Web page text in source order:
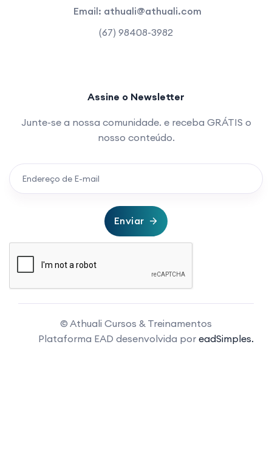
Email: athuali@athuali.com
(67) 98408-3982
Assine o Newsletter
Junte-se a nossa comunidade. e receba GRÁTIS o
nosso conteúdo.
Enviar
© Athuali Cursos & Treinamentos
Plataforma EAD desenvolvida por eadSimples.